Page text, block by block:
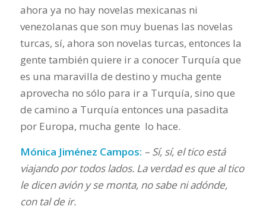
ahora ya no hay novelas mexicanas ni
venezolanas que son muy buenas las novelas
turcas, sí, ahora son novelas turcas, entonces la
gente también quiere ir a conocer Turquía que
es una maravilla de destino y mucha gente
aprovecha no sólo para ir a Turquía, sino que
de camino a Turquía entonces una pasadita
por Europa, mucha gente lo hace.
Mónica Jiménez Campos: – Sí, sí, el tico está
viajando por todos lados. La verdad es que al tico
le dicen avión y se monta, no sabe ni adónde,
con tal de ir.